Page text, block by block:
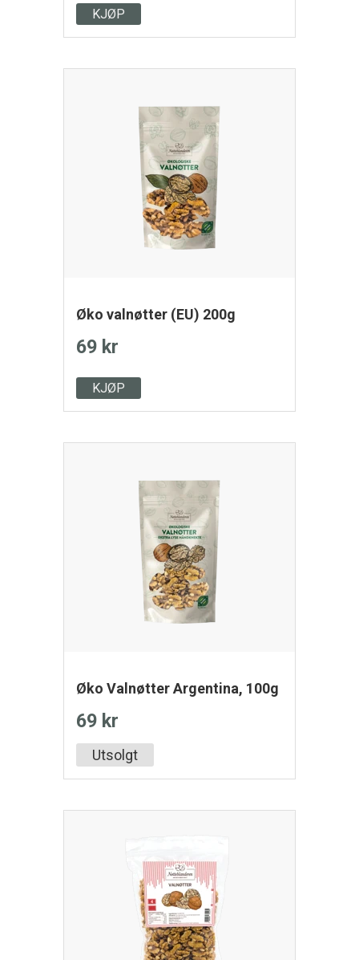
KJØP
Øko valnøtter (EU) 200g
69 kr
KJØP
Øko Valnøtter Argentina, 100g
69 kr
Utsolgt